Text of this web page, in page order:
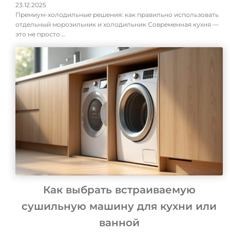
23.12.2025
Премиум-холодильные решения: как правильно использовать
отдельный морозильник и холодильник Современная кухня —
это не просто …
Как выбрать встраиваемую
сушильную машину для кухни или
ванной